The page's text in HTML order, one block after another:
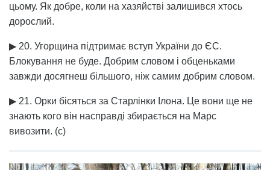
цьому. Як добре, коли на хазяйстві залишився хтось
дорослий.
▶ 20. Угорщина підтримає вступ України до ЄС.
Блокування не буде. Добрим словом і обценьками
завжди досягнеш більшого, ніж самим добрим словом.
▶ 21. Орки бісяться за Старлінки Ілона. Це вони ще не
знають кого він насправді збирається на Марс
вивозити. (с)